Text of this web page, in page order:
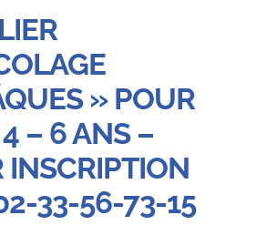
» POUR
– 6 ANS –
INSCRIPTION
33-56-73-15